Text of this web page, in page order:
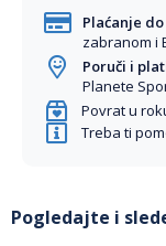
Plaćanje
zabranom i
Poruči i
Planete
Povrat u
Treba ti
Pogledajte i